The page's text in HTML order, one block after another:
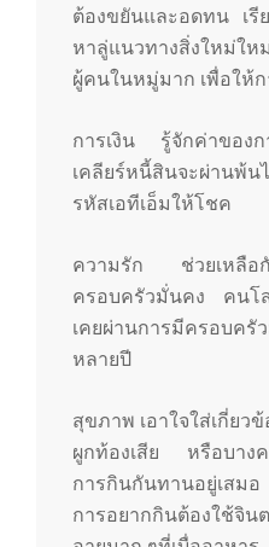
ต้องขยันและอดทน เรี
หาลู่แนวทางสิ่งใหม่ใ
ผู้คนในหมู่มาก เพื่อให้ก
การเงิน รู้จักค่าของ
เคลียร์หนี้สินจะผ่านพ้
รหัสเอทีเอ็มให้โชค
ความรัก ช่วยเหลือ
ครอบครัวมั่นคง คนโ
เคยผ่านการมีครอบครั
หลายปี
สุขภาพ เอาใจใส่เกี่ยว
ผูกท้องเสีย หรือบาง
การกินกันทานอยู่เสมอ
การอยากกินต้องใช้จิน